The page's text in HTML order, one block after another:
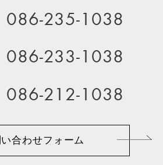
086-235-1038
086-233-1038
086-212-1038
合わせフォーム